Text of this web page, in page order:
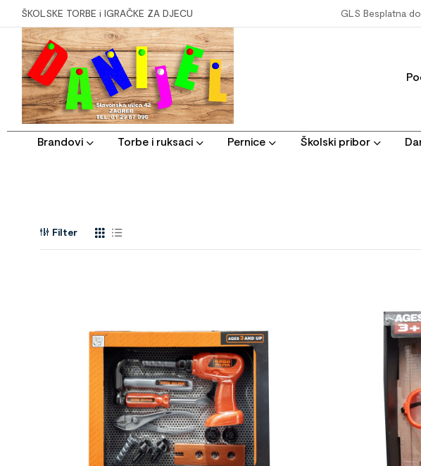
ŠKOLSKE TORBE i IGRAČKE ZA DJECU GLS Besplatna
Brandovi Torbe i ruksaci Pernice Školski pribor
Filter